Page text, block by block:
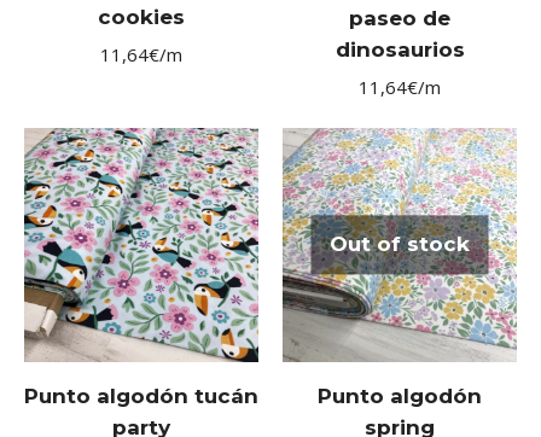
cookies
11,64€/m
paseo de
dinosaurios
11,64€/m
Punto algodón tucán
party
Out of stock
Punto algodón
spring